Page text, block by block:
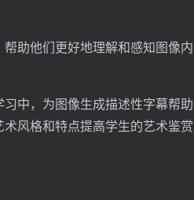
助他们更好地理解和感知图像内
中，为图像生成描述性字幕帮助
风格和特点提高学生的艺术鉴赏